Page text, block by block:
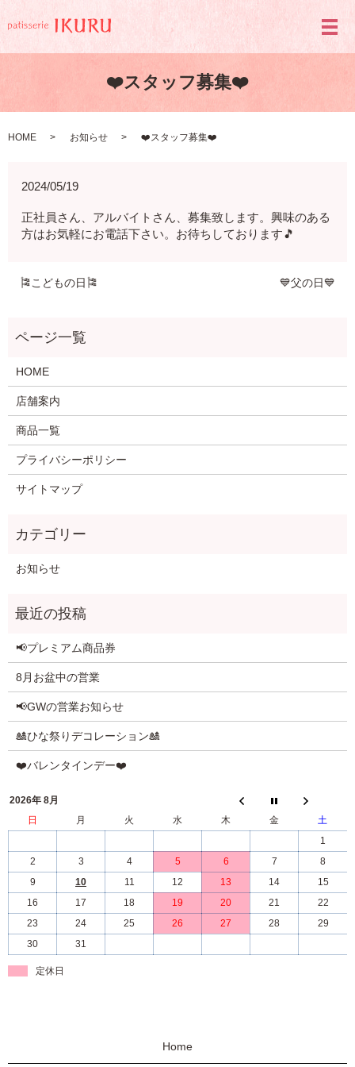
メ
❤️スタッフ募集❤️
HOME お知らせ ❤️スタッフ募集❤️
2024/05/19
正社員さん、アルバイトさん、募集致します。興味のある
方はお気軽にお電話下さい。お待ちしております🎵
🎏こどもの日🎏 💙父の日💙
HOME
店舗案内
商品一覧
プライバシーポリシー
サイトマップ
お知らせ
📢プレミアム商品券
8月お盆中の営業
📢GWの営業お知らせ
🎎ひな祭りデコレーション🎎
❤️バレンタインデー❤️
2026年 8月
日
月 火 水 木 金
土
1
2
3 4 5 6 7
8
9
10 11 12 13 14
15
16
17 18 19 20 21
22
23
24 25 26 27 28
29
30
31
定休日
Home